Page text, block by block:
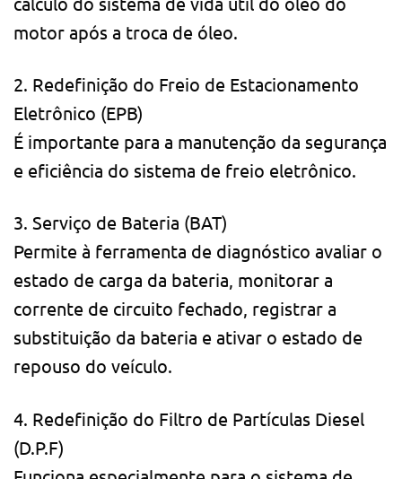
motor após a troca de óleo.
2. Redefinição do Freio de Estacionamento
Eletrônico (EPB)
É importante para a manutenção da segurança
e eficiência do sistema de freio eletrônico.
3. Serviço de Bateria (BAT)
Permite à ferramenta de diagnóstico avaliar o
estado de carga da bateria, monitorar a
corrente de circuito fechado, registrar a
substituição da bateria e ativar o estado de
repouso do veículo.
4. Redefinição do Filtro de Partículas Diesel
(D.P.F)